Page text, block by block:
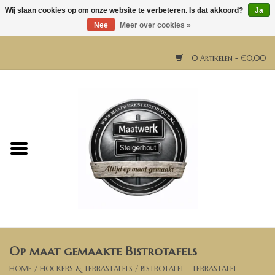
0 Artikelen - €0,00
Horeca meubels
Bartafels
Op maat gemaakte Bistrotafels
HOME / HOCKERS & TERRASTAFELS / BISTROTAFEL - TERRASTAFEL
Wij slaan cookies op om onze website te verbeteren. Is dat akkoord?
Ja
Nee
Meer over cookies »